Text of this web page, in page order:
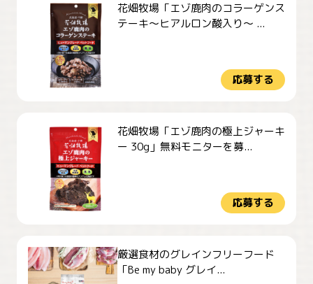
花畑牧場「エゾ鹿肉のコラーゲンス
テーキ～ヒアルロン酸入り～ ...
応募する
花畑牧場「エゾ鹿肉の極上ジャーキ
ー 30g」無料モニターを募...
応募する
厳選食材のグレインフリーフード
「Be my baby グレイ...